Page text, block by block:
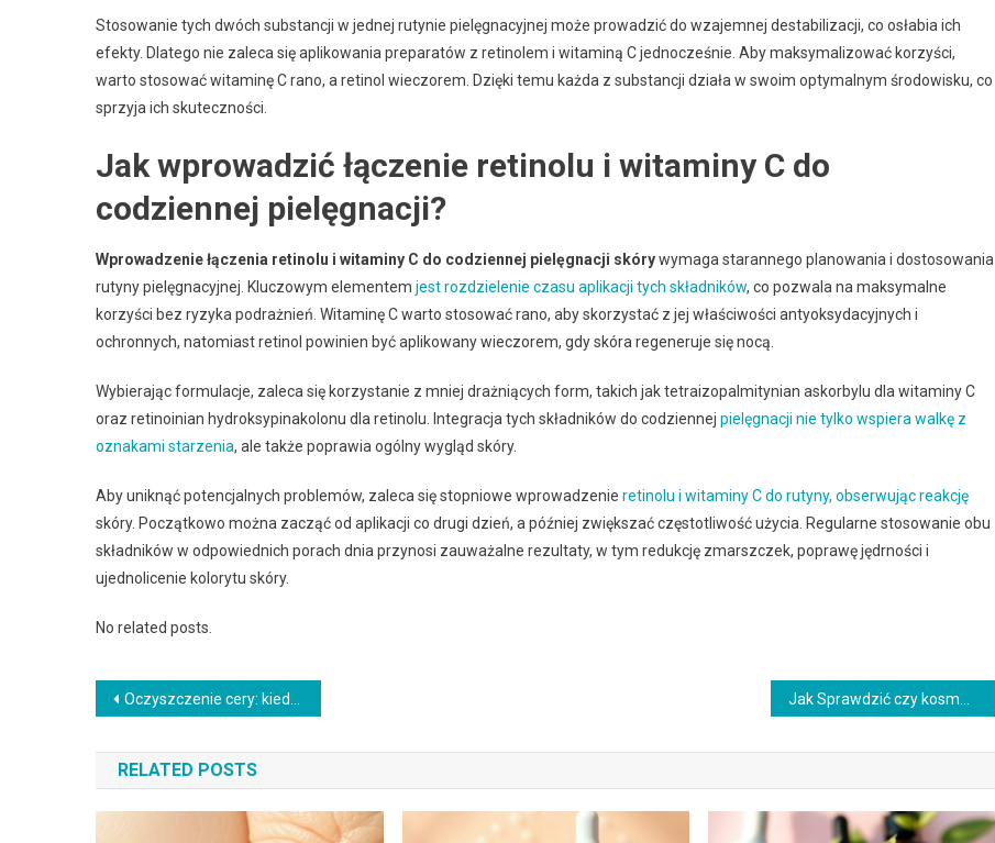
Stosowanie tych dwóch substancji w jednej rutynie pielęgnacyjnej może prowadzić do wzajemnej destabilizacji, co osłabia ich
efekty. Dlatego nie zaleca się aplikowania preparatów z retinolem i witaminą C jednocześnie. Aby maksymalizować korzyści,
warto stosować witaminę C rano, a retinol wieczorem. Dzięki temu każda z substancji działa w swoim optymalnym środowisku, co
sprzyja ich skuteczności.
Jak wprowadzić łączenie retinolu i witaminy C do
codziennej pielęgnacji?
Wprowadzenie łączenia retinolu i witaminy C do codziennej pielęgnacji skórywymaga starannego planowania i dostosowania
rutyny pielęgnacyjnej. Kluczowym elementem jest rozdzielenie czasu aplikacji tych składników, co pozwala na maksymalne
korzyści bez ryzyka podrażnień. Witaminę C warto stosować rano, aby skorzystać z jej właściwości antyoksydacyjnych i
ochronnych, natomiast retinol powinien być aplikowany wieczorem, gdy skóra regeneruje się nocą.
Wybierając formulacje, zaleca się korzystanie z mniej drażniących form, takich jak tetraizopalmitynian askorbylu dla witaminy C
oraz retinoinian hydroksypinakolonu dla retinolu. Integracja tych składników do codziennej pielęgnacji nie tylko wspiera walkę z
oznakami starzenia, ale także poprawia ogólny wygląd skóry.
Aby uniknąć potencjalnych problemów, zaleca się stopniowe wprowadzenie retinolu i witaminy C do rutyny, obserwując reakcję
skóry. Początkowo można zacząć od aplikacji co drugi dzień, a później zwiększać częstotliwość użycia. Regularne stosowanie obu
składników w odpowiednich porach dnia przynosi zauważalne rezultaty, w tym redukcję zmarszczek, poprawę jędrności i
ujednolicenie kolorytu skóry.
No related posts.
Nawigacja
wpisu
Oczyszczenie cery: kiedy pomaga, dla kogo jest i jak uniknąć podrażnień Jak Sprawdzić czy kosmetyk zapycha: schemat krok po kroku, który ma sens
RELATED POSTS